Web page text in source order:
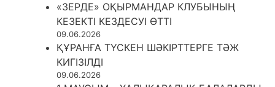
«ЗЕРДЕ» ОҚЫРМАНДАР КЛУБЫНЫҢ
КЕЗЕКТІ КЕЗДЕСУІ ӨТТІ
09.06.2026
ҚҰРАНҒА ТҮСКЕН ШӘКІРТТЕРГЕ ТӘЖ
КИГІЗІЛДІ
09.06.2026